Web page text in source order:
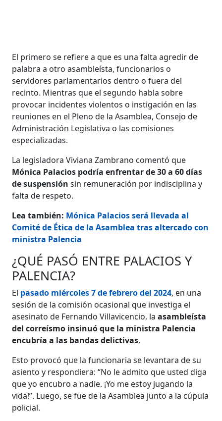
El primero se refiere a que es una falta agredir de
palabra a otro asambleísta, funcionarios o
servidores parlamentarios dentro o fuera del
recinto. Mientras que el segundo habla sobre
provocar incidentes violentos o instigación en las
reuniones en el Pleno de la Asamblea, Consejo de
Administración Legislativa o las comisiones
especializadas.
La legisladora Viviana Zambrano comentó que
Mónica Palacios podría enfrentar de 30 a 60 días
de suspensión sin remuneración por indisciplina y
falta de respeto.
Lea también: Mónica Palacios será llevada al
Comité de Ética de la Asamblea tras altercado con
ministra Palencia
¿QUÉ PASÓ ENTRE PALACIOS Y
PALENCIA?
El pasado miércoles 7 de febrero del 2024, en una
sesión de la comisión ocasional que investiga el
asesinato de Fernando Villavicencio, laasambleísta
del correísmo insinuó que la ministra Palencia
encubría a las bandas delictivas.
Esto provocó que la funcionaria se levantara de su
asiento y respondiera: “No le admito que usted diga
que yo encubro a nadie. ¡Yo me estoy jugando la
vida!”. Luego, se fue de la Asamblea junto a la cúpula
policial.